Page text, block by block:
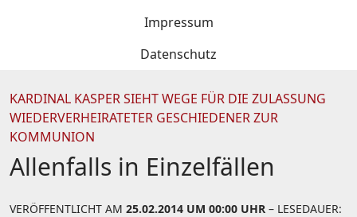
Impressum
Datenschutz
KARDINAL KASPER SIEHT WEGE FÜR DIE ZULASSUNG
WIEDERVERHEIRATETER GESCHIEDENER ZUR
KOMMUNION
Allenfalls in Einzelfällen
VERÖFFENTLICHT AM 25.02.2014 UM 00:00 UHR – LESEDAUER: